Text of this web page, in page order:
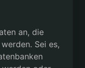
an, die
Sei es,